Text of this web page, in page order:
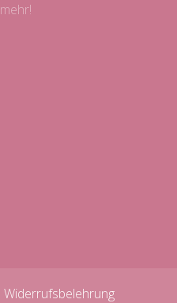
mehr!
Widerrufsbelehrung